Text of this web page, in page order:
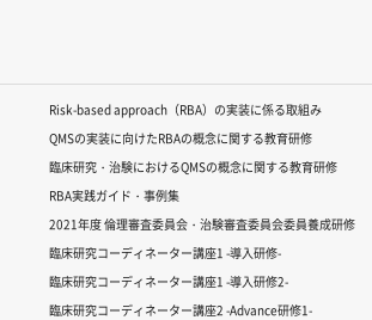
Risk-based approach（RBA）の実装に係る取組み
QMSの実装に向けたRBAの概念に関する教育研修
臨床研究・治験におけるQMSの概念に関する教育研修
RBA実践ガイド・事例集
2021年度 倫理審査委員会・治験審査委員会委員養成研修
臨床研究コーディネーター講座1 -導入研修-
臨床研究コーディネーター講座1 -導入研修2-
臨床研究コーディネーター講座2 -Advance研修1-